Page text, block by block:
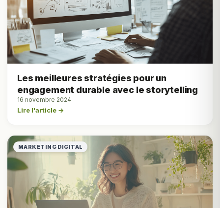
Les meilleures stratégies pour un
engagement durable avec le storytelling
16 novembre 2024
Lire l'article →
MARKETING DIGITAL